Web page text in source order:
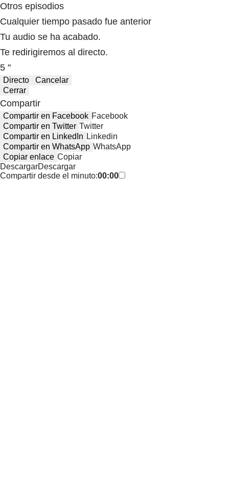
Otros episodios
Cualquier tiempo pasado fue anterior
Tu audio se ha acabado.
Te redirigiremos al directo.
5 "
Directo
Cancelar
Cerrar
Compartir
Compartir en Facebook Facebook
Compartir en Twitter Twitter
Compartir en LinkedIn Linkedin
Compartir en WhatsApp WhatsApp
Copiar enlace Copiar
DescargarDescargar
Compartir desde el minuto:00:00